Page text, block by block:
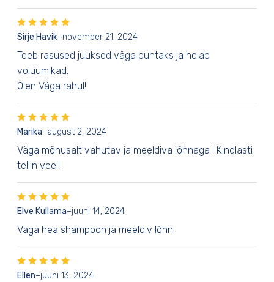
Sirje Havik–november 21, 2024
Teeb rasused juuksed väga puhtaks ja hoiab
volüümikad.
Olen Väga rahul!
Marika–august 2, 2024
Väga mõnusalt vahutav ja meeldiva lõhnaga ! Kindlasti
tellin veel!
Elve Kullama–juuni 14, 2024
Väga hea shampoon ja meeldiv lõhn.
Ellen–juuni 13, 2024